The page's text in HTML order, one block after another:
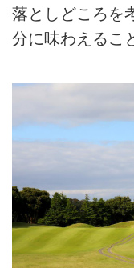
落としどころを
分に味わえるこ